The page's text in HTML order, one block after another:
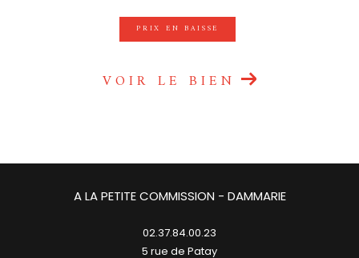
PRIX EN BAISSE
VOIR LE BIEN
A LA PETITE COMMISSION - DAMMARIE
02.37.84.00.23
5 rue de Patay